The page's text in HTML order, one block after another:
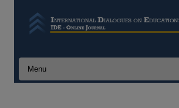
Skip to content